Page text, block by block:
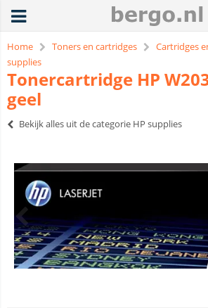
Home Toners en cartridges Cartridges
supplies
Tonercartridge HP
geel
Bekijk alles uit de categorie HP supplies